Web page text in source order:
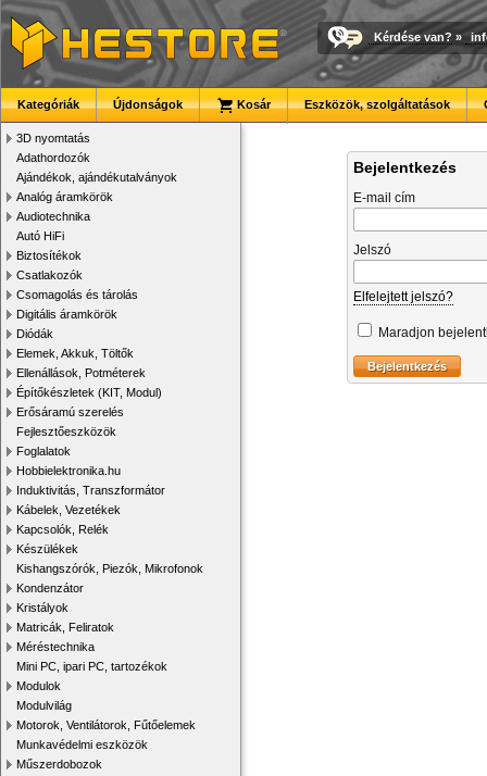
Kérdése van? »
Kategóriák Újdonságok Kosár Eszközök, szolgáltatások
3D nyomtatás
Adathordozók
Ajándékok, ajándékutalványok
Analóg áramkörök
Audiotechnika
Autó HiFi
Biztosítékok
Csatlakozók
Csomagolás és tárolás
Digitális áramkörök
Diódák
Elemek, Akkuk, Töltők
Ellenállások, Potméterek
Építőkészletek (KIT, Modul)
Erősáramú szerelés
Fejlesztőeszközök
Foglalatok
Hobbielektronika.hu
Induktivitás, Transzformátor
Kábelek, Vezetékek
Kapcsolók, Relék
Készülékek
Kishangszórók, Piezók, Mikrofonok
Kondenzátor
Kristályok
Matricák, Feliratok
Méréstechnika
Mini PC, ipari PC, tartozékok
Modulok
Modulvilág
Motorok, Ventilátorok, Fűtőelemek
Munkavédelmi eszközök
Műszerdobozok
Bejelentkezés
E-mail cím
Jelszó
Elfelejtett jelszó?
Maradjon